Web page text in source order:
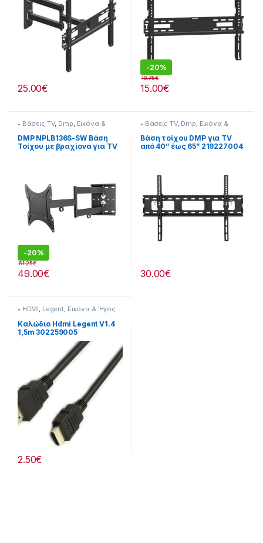
25.00€
-20%
15.00€
18.75€
• Βάσεις TV, Dmp Εικόνα &
DMP NPLB136S-SW Βάση
Τοίχου με βραχίονα για TV
-20%
49.00€
61.25€
• Βάσεις TV, Dmp Εικόνα &
Βάση τοίχου DMP για TV
από 40” έως 65” 219227004
30.00€
• HDMI, Legent, Εικόνα & Ήχος
Καλώδιο Hdmi Legent V1.4
1,5m 302259005
2.50€